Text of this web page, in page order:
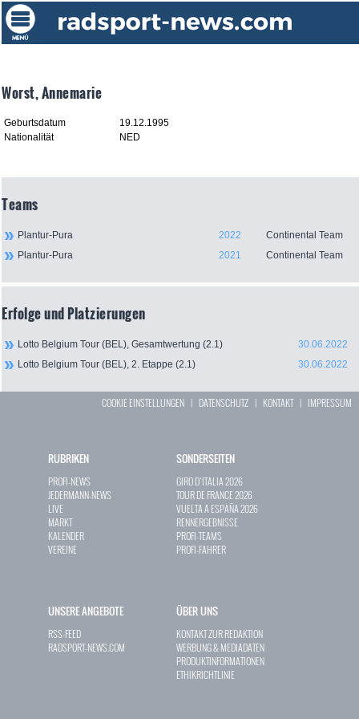
Worst, Annemarie
Geburtsdatum
19.12.1995
Nationalität
NED
Teams
Plantur-Pura 2022
Continental Team
Plantur-Pura
2021 Continental Team
Erfolge und Platzierungen
Lotto Belgium Tour (BEL), Gesamtwertung (2.1)
30.06.2022
Lotto Belgium Tour (BEL), 2. Etappe (2.1)
30.06.2022
COOKIE EINSTELLUNGEN | DATENSCHUTZ | KONTAKT| IMPRESSUM
RUBRIKEN
PROFI-NEWS
JEDERMANN-NEWS
LIVE
MARKT
KALENDER
VEREINE
SONDERSEITEN
GIRO D`ITALIA 2026
TOUR DE FRANCE 2026
VUELTA A ESPAÑA 2026
RENNERGEBNISSE
PROFI-TEAMS
PROFI-FAHRER
UNSERE ANGEBOTE
RSS-FEED
RADSPORT-NEWS.COM
ÜBER UNS
KONTAKT ZUR REDAKTION
WERBUNG & MEDIADATEN
PRODUKTINFORMATIONEN
ETHIKRICHTLINIE